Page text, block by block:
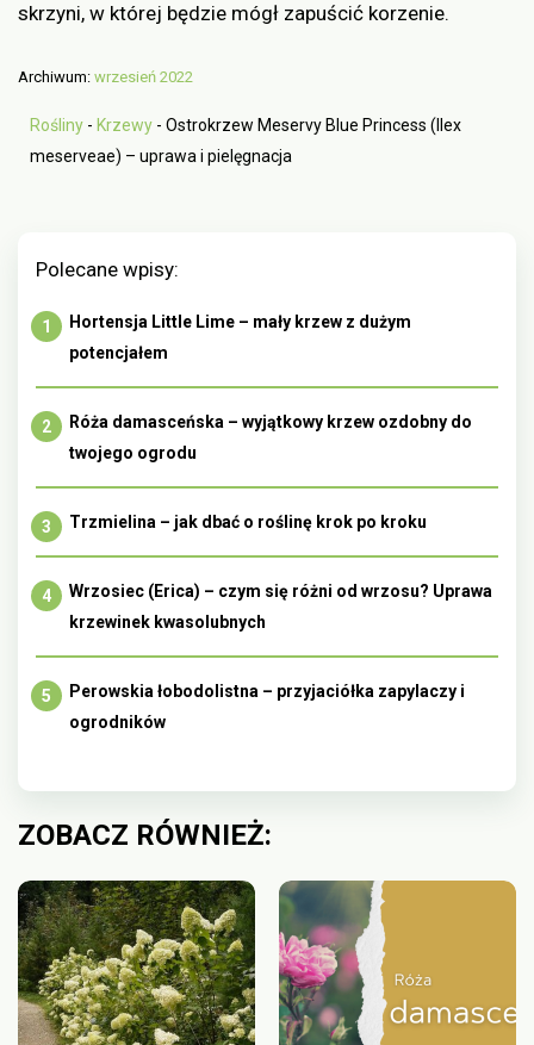
skrzyni, w której będzie mógł zapuścić korzenie.
Archiwum: wrzesień 2022
Rośliny - Krzewy - Ostrokrzew Meservy Blue Princess (Ilex
meserveae) – uprawa i pielęgnacja
Polecane wpisy:
Hortensja Little Lime – mały krzew z dużym
potencjałem
Róża damasceńska – wyjątkowy krzew ozdobny do
twojego ogrodu
Trzmielina – jak dbać o roślinę krok po kroku
Wrzosiec (Erica) – czym się różni od wrzosu? Uprawa
krzewinek kwasolubnych
Perowskia łobodolistna – przyjaciółka zapylaczy i
ogrodników
ZOBACZ RÓWNIEŻ: